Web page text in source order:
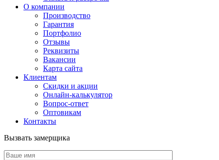
О компании
Производство
Гарантия
Портфолио
Отзывы
Реквизиты
Вакансии
Карта сайта
Клиентам
Скидки и акции
Онлайн-калькулятор
Вопрос-ответ
Оптовикам
Контакты
Вызвать замерщика